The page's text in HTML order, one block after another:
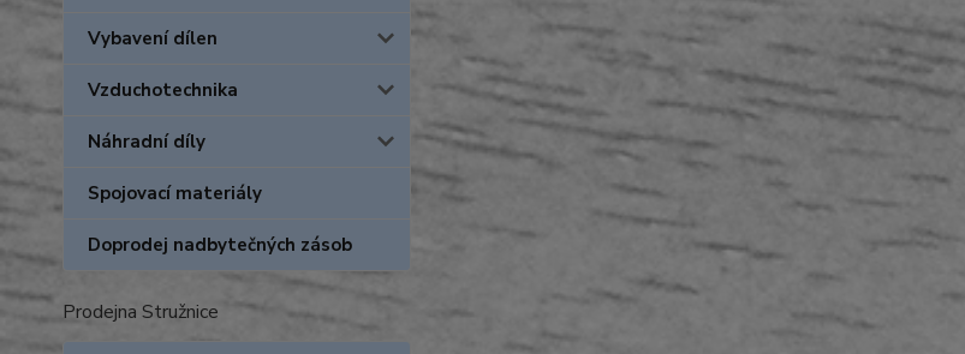
Vybavení dílen
Vzduchotechnika
Náhradní díly
Spojovací materiály
Doprodej nadbytečných zásob
Prodejna Stružnice